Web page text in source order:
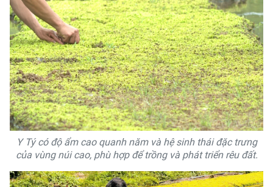
Y Tý có độ ẩm cao quanh năm và hệ sinh thái đặc trưng
của vùng núi cao, phù hợp để trồng và phát triển rêu đất.